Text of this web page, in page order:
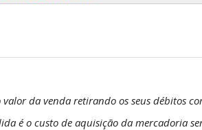
da venda retirando os seus débitos
é o custo de aquisição da mercadoria